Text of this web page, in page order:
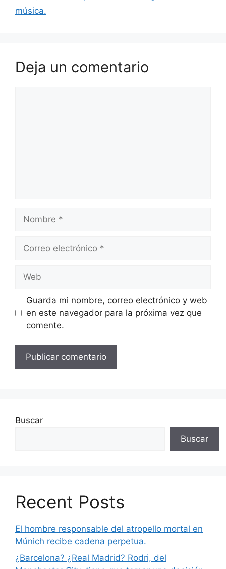
música.
Deja un comentario
Nombre
Correo
Web
Guarda mi nombre, correo electrónico y web
en este navegador para la próxima vez que
comente.
Buscar
Buscar
Recent Posts
El hombre responsable del atropello mortal en
Múnich recibe cadena perpetua.
¿Barcelona? ¿Real Madrid? Rodri, del